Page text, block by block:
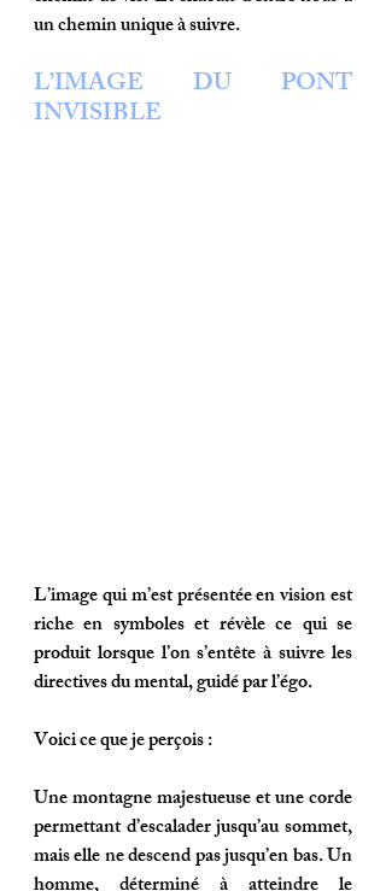
un chemin unique à suivre.
L’IMAGE DU PONT
INVISIBLE
L’image qui m’est présentée en vision est
riche en symboles et révèle ce qui se
produit lorsque l’on s’entête à suivre les
directives du mental, guidé par l’égo.
Voici ce que je perçois :
Une montagne majestueuse et une corde
permettant d’escalader jusqu’au sommet,
mais elle ne descend pas jusqu’en bas. Un